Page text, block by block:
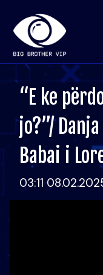
“E ke
jo?”/
Babai i
03:11